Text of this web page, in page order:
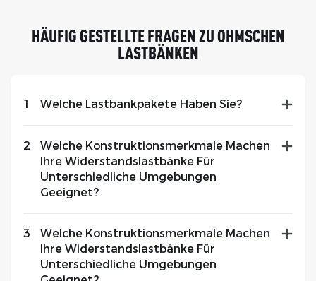
überprüfen.
HÄUFIG GESTELLTE FRAGEN ZU OHMSCHEN
LASTBÄNKEN
1 Welche Lastbankpakete Haben Sie?
2
Welche Konstruktionsmerkmale Machen
Ihre Widerstandslastbänke Für
Unterschiedliche Umgebungen
Geeignet?
3
Welche Konstruktionsmerkmale Machen
Ihre Widerstandslastbänke Für
Unterschiedliche Umgebungen